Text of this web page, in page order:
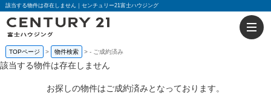
該当する物件は存在しません｜センチュリー21富士ハウジング
TOPページ 物件検索 - ご成約済み
該当する物件は存在しません
お探しの物件はご成約済みとなっております。